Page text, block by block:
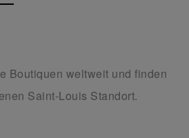
Boutiquen weltweit und finden
Saint-Louis Standort.